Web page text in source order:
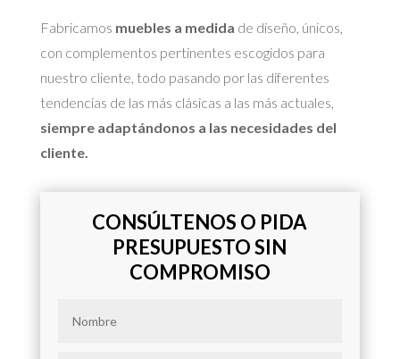
Fabricamos muebles a medida de diseño, únicos,
con complementos pertinentes escogidos para
nuestro cliente, todo pasando por las diferentes
tendencias de las más clásicas a las más actuales,
siempre adaptándonos a las necesidades del
cliente.
CONSÚLTENOS O PIDA
PRESUPUESTO SIN
COMPROMISO